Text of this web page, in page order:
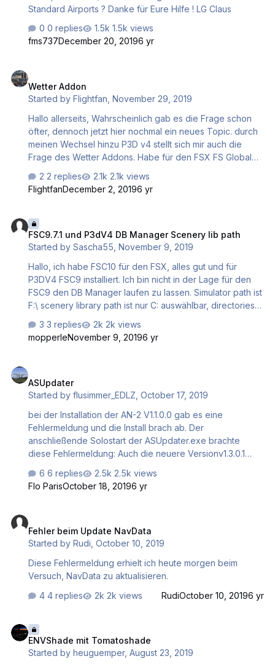
Standard Airports ? Danke für Eure Hilfe ! LG Claus
0 replies
1.5k views
fms737December 20, 20196 yr
Wetter Addon
Started byFlightfan ,November 29, 2019
Hallo allerseits, Wahrscheinlich gab es die Frage schon
öfter, dennoch jetzt hier nochmal ein neues Topic. durch
meinen Wechsel hinzu P3D v4 stellt sich mir auch die
Frage des Wetter Addons. Habe für den FSX FS Global
ich dort für 19,99€. Die andere Sache ist die, Active Sky
gibt es zur Zeit im Black Friday Sale im Simmarket für 35€.
diesem "Problem"?? :-)) Zusätzlich habe ich doch REX4
Texture Direct HD with Soft Clouds aktiv. Ich weiß jeder
hat wsl seine eigenen Vorlieben, würde aber mal gerne
2 replies
2.1k views
FlightfanDecember 2, 20196 yr
FSC9.7.1 und P3dV4 DB Manager Scenery lib path
Started bySascha55 ,November 9, 2019
Hallo, ich habe FSC10 für den FSX, alles gut und für
P3DV4 FSC9 installiert. Ich bin nicht in der Lage für den
FSC9 den DB Manager laufen zu lassen. Simulator path ist
F:\ scenery library path ist nur C: auswählbar, directories
3 replies
2k views
mopperleNovember 9, 20196 yr
ASUpdater
Started byflusimmer_EDLZ ,October 17, 2019
bei der Installation der AN-2 V1.1.0.0 gab es eine
Fehlermeldung und die Install brach ab. Der
anschließende Solostart der ASUpdater.exe brachte
diese Fehlermeldung: Auch die neuere Versionv1.3.0.1
Gruß,
6 replies
2.5k views
Flo ParisOctober 18, 20196 yr
Fehler beim Update NavData
Started byRudi ,October 10, 2019
Diese Fehlermeldung erhielt ich heute morgen beim
Versuch, NavData zu aktualisieren.
4 replies
2k views RudiOctober 10, 20196 yr
ENVShade mit Tomatoshade
Started byheuguemper,August 23, 2019